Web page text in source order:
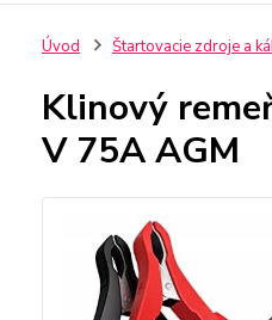
Úvod Štartovacie zdroje a
Klinový
V 75A AGM